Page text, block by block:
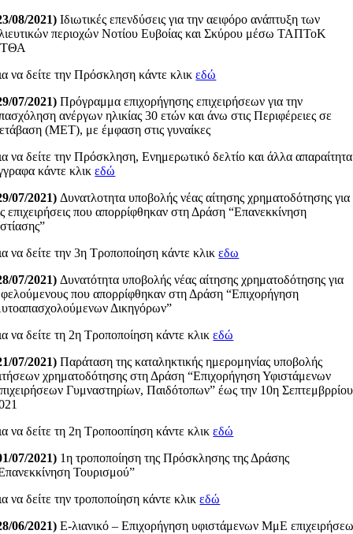
08/2021) Ιδιωτικές επενδύσεις για την αειφόρο ανάπτυξη των
περιοχών Νοτίου Ευβοίας και Σκύρου μέσω ΤΑΠΤοΚ
να δείτε την Πρόσκληση κάντε κλικεδώ
07/2021) Πρόγραμμα επιχορήγησης επιχειρήσεων για την
ανέργων ηλικίας 30 ετών και άνω στις Περιφέρειες σε
(ΜΕΤ), με έμφαση στις γυναίκες
να δείτε την Πρόσκληση, Ενημερωτικό δελτίο και άλλα απαραίτητα
κάντε κλικεδώ
07/2021) Δυνατλοτητα υποβολής νέας αίτησης χρηματοδότησης για
επιχειρήσεις που απορρίφθηκαν στη Δράση “Επανεκκίνηση
να δείτε την 3η Τροποποίηση κάντε κλικεδω
07/2021) Δυνατότητα υποβολής νέας αίτησης χρηματοδότησης για
που απορρίφθηκαν στη Δράση “Επιχορήγηση
Δικηγόρων”
να δείτε τη 2η Τροποποίηση κάντε κλικεδώ
07/2021) Παράταση της καταληκτικής ημερομηνίας υποβολής
χρηματοδότησης στη Δράση “Επιχορήγηση Υφιστάμενων
Γυμναστηρίων, Παιδότοπων” έως την 10η Σεπτεμβρρίου
να δείτε τη 2η Τροποοπίηση κάντε κλικεδώ
07/2021) 1η τροποποίηση της Πρόσκλησης της Δράσης
Τουρισμού”
να δείτε την τροποποίηση κάντε κλικεδώ
06/2021) E-λιανικό – Επιχορήγηση υφιστάμενων ΜμΕ